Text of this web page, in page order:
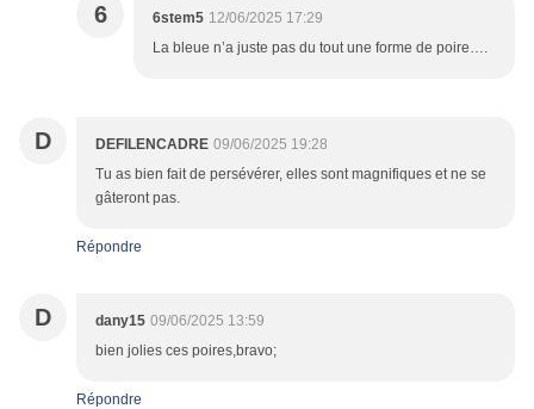
6 6stem5 12/06/2025 17:29
La bleue n’a juste pas du tout une forme de poire….
D DEFILENCADRE 09/06/2025 19:28
Tu as bien fait de persévérer, elles sont magnifiques et ne se
gâteront pas.
Répondre
D dany15 09/06/2025 13:59
bien jolies ces poires,bravo;
Répondre